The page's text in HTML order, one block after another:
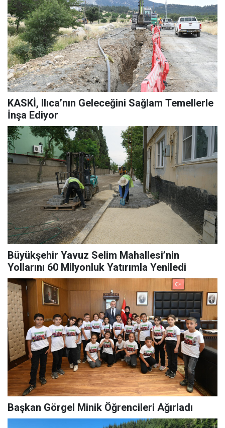
KASKİ, Ilıca’nın Geleceğini Sağlam Temellerle
İnşa Ediyor
Büyükşehir Yavuz Selim Mahallesi’nin
Yollarını 60 Milyonluk Yatırımla Yeniledi
Başkan Görgel Minik Öğrencileri Ağırladı